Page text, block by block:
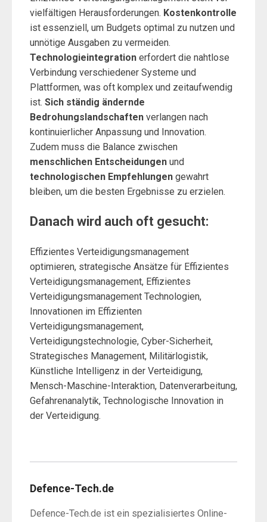
vielfältigen Herausforderungen. Kostenkontrolle
ist essenziell, um Budgets optimal zu nutzen und
unnötige Ausgaben zu vermeiden.
Technologieintegration erfordert die nahtlose
Verbindung verschiedener Systeme und
Plattformen, was oft komplex und zeitaufwendig
ist. Sich ständig ändernde
Bedrohungslandschaften verlangen nach
kontinuierlicher Anpassung und Innovation.
Zudem muss die Balance zwischen
menschlichen Entscheidungen und
technologischen Empfehlungen gewahrt
bleiben, um die besten Ergebnisse zu erzielen.
Danach wird auch oft gesucht:
Effizientes Verteidigungsmanagement
optimieren, strategische Ansätze für Effizientes
Verteidigungsmanagement, Effizientes
Verteidigungsmanagement Technologien,
Innovationen im Effizienten
Verteidigungsmanagement,
Verteidigungstechnologie, Cyber-Sicherheit,
Strategisches Management, Militärlogistik,
Künstliche Intelligenz in der Verteidigung,
Mensch-Maschine-Interaktion, Datenverarbeitung,
Gefahrenanalytik, Technologische Innovation in
der Verteidigung.
Defence-Tech.de
Defence-Tech.de ist ein spezialisiertes Online-